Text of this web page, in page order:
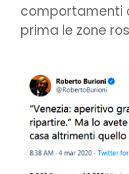
comportamenti
prima le zone